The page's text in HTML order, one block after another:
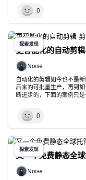
0
探索发现
更智能化的自动剪
Noise
自动化的剪辑如今也不是
后来的可批量生产，再到
断进步的，下面的案例只
0
探索发现
又一个免费静态全
Noise